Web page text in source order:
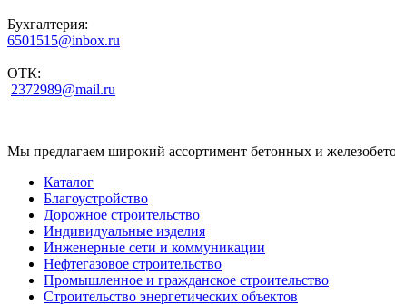
Бухгалтерия:
6501515@inbox.ru
ОТК:
2372989@mail.ru
Мы предлагаем широкий ассортимент бетонных и
Каталог
Благоустройство
Дорожное строительство
Индивидуальные изделия
Инженерные сети и коммуникации
Нефтегазовое строительство
Промышленное и гражданское строительство
Строительство энергетических объектов